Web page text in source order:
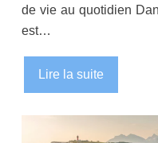
de vie au quotidien
est…
Lire la suite